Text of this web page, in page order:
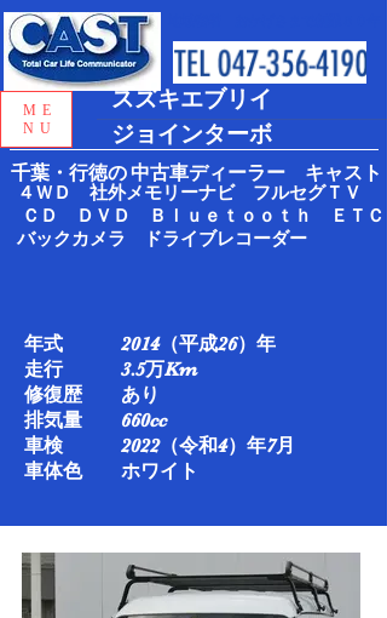
千葉・行徳の中古車ディーラー キャスト
ME
NU
スズキエブリイ
ジョインターボ
４ＷＤ 社外メモリーナビ フルセグＴＶ
ＣＤ ＤＶＤ Ｂｌｕｅｔｏｏｔｈ ＥＴＣ
バックカメラ ドライブレコーダー
年式 2014（平成26）年
走行 3.5万Km​
修復歴 あり
排気量 660cc
車検 2022（令和4）年7月​
車体色 ホワイト